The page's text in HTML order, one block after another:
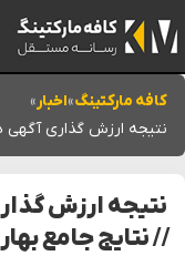
کافه مارکتینگ»اخبار»
نتیجه ارزش گذاری آگهی
نتیجه ارزش
// نتایج جامع بهار ۱۴۰۱